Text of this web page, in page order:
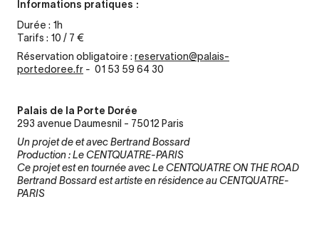
Informations pratiques :
Durée : 1h
Tarifs : 10 / 7 €
Réservation obligatoire : reservation@palais-
portedoree.fr - 01 53 59 64 30
Palais de la Porte Dorée
293 avenue Daumesnil - 75012 Paris
Un projet de et avec Bertrand Bossard
Production : Le CENTQUATRE-PARIS
Ce projet est en tournée avec Le CENTQUATRE ON THE ROAD
Bertrand Bossard est artiste en résidence au CENTQUATRE-
PARIS